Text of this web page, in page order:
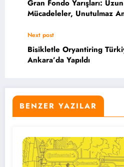
Gran Fondo Yarışları:
Mücadeleler, Unutulmaz
Next post
Bisikletle Oryantiring
Ankara’da Yapıldı
BENZER YAZILAR